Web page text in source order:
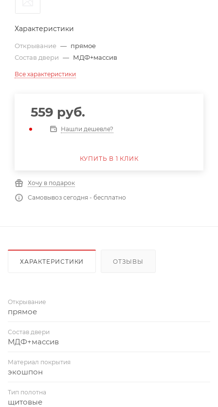
Характеристики
Открывание — прямое
Состав двери — МДФ+массив
Все характеристики
559 руб.
Нашли дешевле?
КУПИТЬ В 1 КЛИК
Хочу в подарок
Самовывоз сегодня - бесплатно
ХАРАКТЕРИСТИКИ ОТЗЫВЫ
Открывание
прямое
Состав двери
МДФ+массив
Материал покрытия
экошпон
Тип полотна
щитовые